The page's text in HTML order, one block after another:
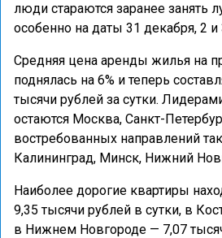
люди стараются заранее занять
особенно на даты 31 декабря, 2 и
Средняя цена аренды жилья на
поднялась на 6% и теперь
тысячи рублей за сутки.
остаются Москва, Санкт-
востребованных направлений
Калининград, Минск, Нижний
Наиболее дорогие квартиры
9,35 тысячи рублей в сутки, в
в Нижнем Новгороде — 7,07